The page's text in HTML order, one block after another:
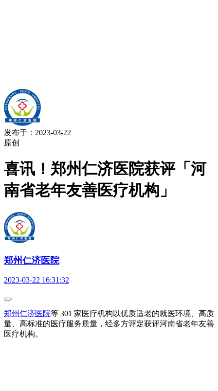
发布于：2023-03-22
原创
喜讯！郑州仁济医院获评「河
南省老年友善医疗机构」
郑州仁济医院
2023-03-22 16:31:32
郑州仁济医院等 301 家医疗机构以优质适老的就医环境、高质
量、高标准的医疗服务质量，经多方评定获评河南省老年友善
医疗机构。